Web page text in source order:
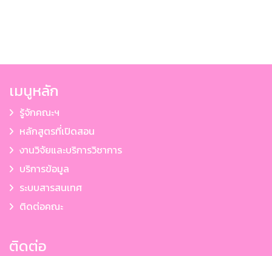
เมนูหลัก
รู้จักคณะฯ
หลักสูตรที่เปิดสอน
งานวิจัยและบริการวิชาการ
บริการข้อมูล
ระบบสารสนเทศ
ติดต่อคณะ
ติดต่อ